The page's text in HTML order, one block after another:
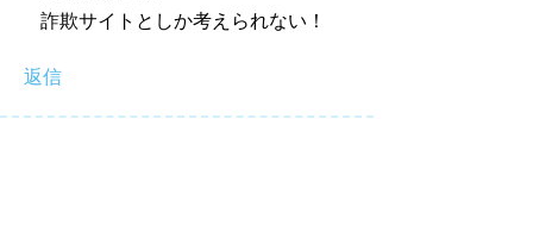
詐欺サイトとしか考えられない！
返信